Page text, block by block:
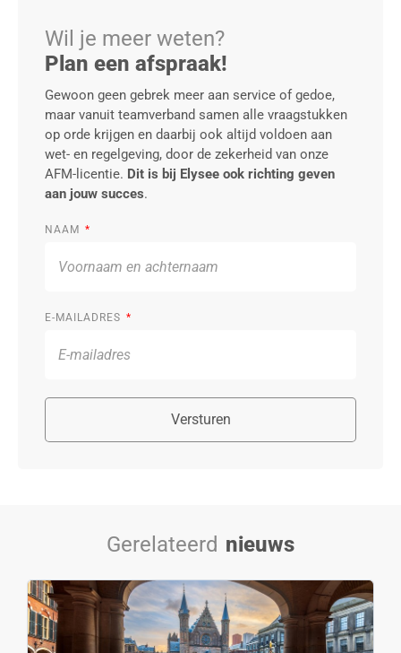
Wil je meer weten?
Plan een afspraak!
Gewoon geen gebrek meer aan service of gedoe,
maar vanuit teamverband samen alle vraagstukken
op orde krijgen en daarbij ook altijd voldoen aan
wet- en regelgeving, door de zekerheid van onze
AFM-licentie. Dit is bij Elysee ook richting geven
aan jouw succes.
NAAM
E-MAILADRES
Versturen
Gerelateerd nieuws